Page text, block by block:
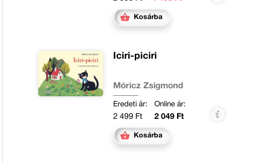
Kosárba
Iciri-piciri
Móricz Zsigmond
Eredeti ár:
2 499 Ft
Online ár:
2 049 Ft
Kosárba